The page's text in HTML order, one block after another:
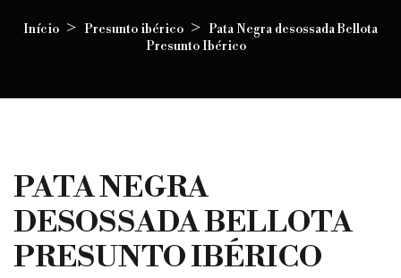
Início Presunto ibérico
Pata Negra desossada Bellota
Presunto Ibérico
PATA NEGRA
DESOSSADA BELLOTA
PRESUNTO IBÉRICO